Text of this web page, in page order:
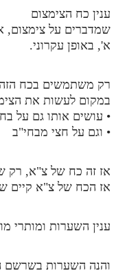
ענין כח הצימצום
שמדברים על צימצום,
א', באופן עקרוני.
רק משתמשים בכח
במקום לעשות את
• עושים אותו גם על
• וגם על חצי מבחי"ב
אז זה כח של צ"א, רק
אז הכח של צ"א קיים שם
ענין השערות ומותרי
והנה השערות בשרשם